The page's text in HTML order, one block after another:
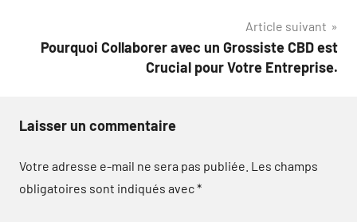
Article suivant
Pourquoi Collaborer avec un Grossiste CBD est
Crucial pour Votre Entreprise.
Laisser un commentaire
Votre adresse e-mail ne sera pas publiée. Les champs
obligatoires sont indiqués avec*